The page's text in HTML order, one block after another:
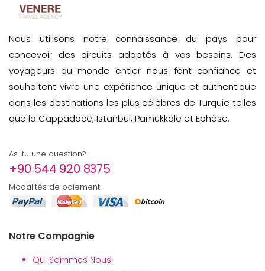
Nous utilisons notre connaissance du pays pour
concevoir des circuits adaptés à vos besoins. Des
voyageurs du monde entier nous font confiance et
souhaitent vivre une expérience unique et authentique
dans les destinations les plus célèbres de Turquie telles
que la Cappadoce, Istanbul, Pamukkale et Ephèse.
As-tu une question?
+90 544 920 8375
Modalités de paiement
Notre Compagnie
Qui Sommes Nous